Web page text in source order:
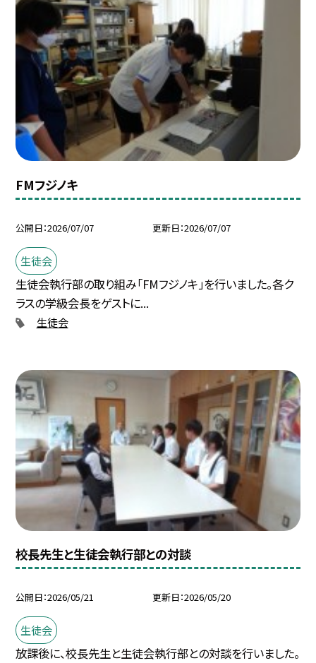
FMフジノキ
公開日 2026/07/07 更新日 2026/07/07
生徒会
生徒会執行部の取り組み「FMフジノキ」を行いました。各ク
ラスの学級会長をゲストに...
生徒会
校長先生と生徒会執行部との対談
公開日 2026/05/21 更新日 2026/05/20
生徒会
放課後に、校長先生と生徒会執行部との対談を行いました。